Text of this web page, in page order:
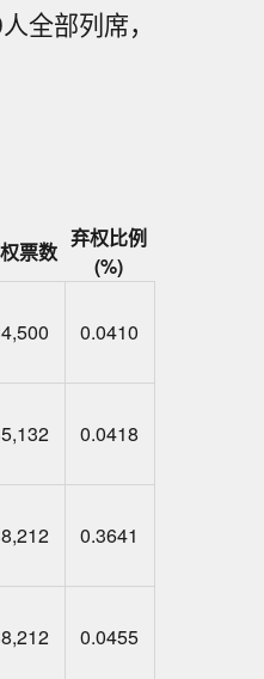
全部列席，
票数
弃权比例
(%)
0.0410
0.0418
0.3641
0.0455